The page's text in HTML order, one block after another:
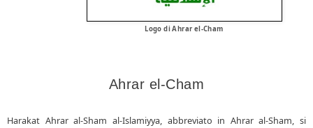
Logo di Ahrar el-Cham
Ahrar el-Cham
Harakat Ahrar al-Sham al-Islamiyya, abbreviato in Ahrar al-Sham, si